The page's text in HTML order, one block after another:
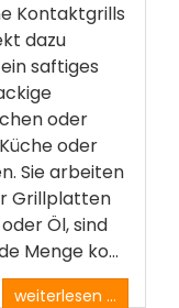
Kontaktgrills
dazu
saftiges
oder
oder
Sie arbeiten
Grillplatten
Öl, sind
Menge ko...
weiterlesen ...